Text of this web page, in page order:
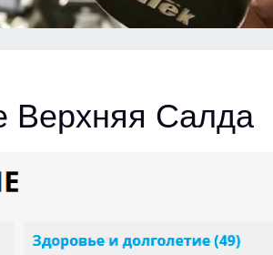
Верхняя Салда